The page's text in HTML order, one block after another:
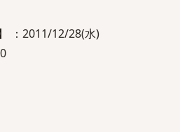
：2011/12/28(水)